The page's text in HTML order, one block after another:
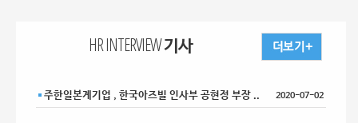
HR INTERVIEW 기사
주한일본계기업 , 한국아즈빌 인사부 공현정 부장 .. 2020-07-02